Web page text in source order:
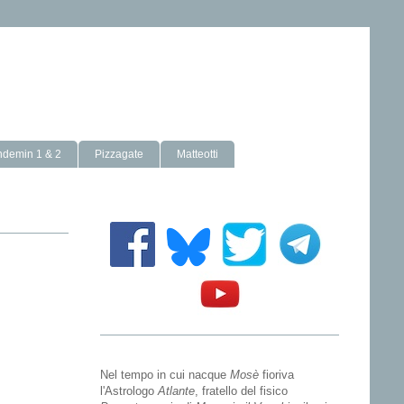
1 & 2 Pizzagate Matteotti
Nel tempo in cui nacque Mosè fioriva
l'Astrologo Atlante , fratello del fisico